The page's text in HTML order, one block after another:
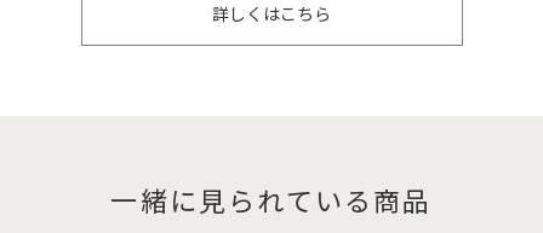
詳しくはこちら
一緒に見られている商品